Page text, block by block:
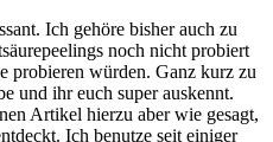
Ich gehöre bisher auch zu
noch nicht probiert
probieren würden. Ganz kurz zu
und ihr euch super auskennt.
Artikel hierzu aber wie gesagt,
Ich benutze seit einiger